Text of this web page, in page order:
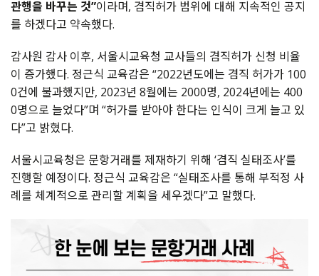
관행을 바꾸는 것”이라며, 겸직허가 범위에 대해 지속적인 공지
를 하겠다고 약속했다.
감사원 감사 이후, 서울시교육청 교사들의 겸직허가 신청 비율
이 증가했다. 정근식 교육감은 “2022년도에는 겸직 허가가 100
0건에 불과했지만, 2023년 8월에는 2000명, 2024년에는 400
0명으로 늘었다”며 “허가를 받아야 한다는 인식이 크게 늘고 있
다”고 밝혔다.
서울시교육청은 문항거래를 제재하기 위해 ‘겸직 실태조사’를
진행할 예정이다. 정근식 교육감은 “실태조사를 통해 부적정 사
례를 체계적으로 관리할 계획을 세우겠다”고 말했다.